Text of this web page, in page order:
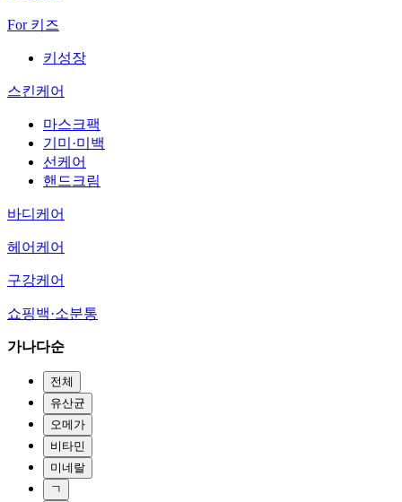
For 키즈
키성장
스킨케어
마스크팩
기미·미백
선케어
핸드크림
바디케어
헤어케어
구강케어
쇼핑백·소분통
가나다순
전체
유산균
오메가
비타민
미네랄
ㄱ